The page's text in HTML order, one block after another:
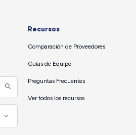
Recursos
Comparación de Proveedores
Guías de Equipo
Preguntas Frecuentes
Ver todos los recursos